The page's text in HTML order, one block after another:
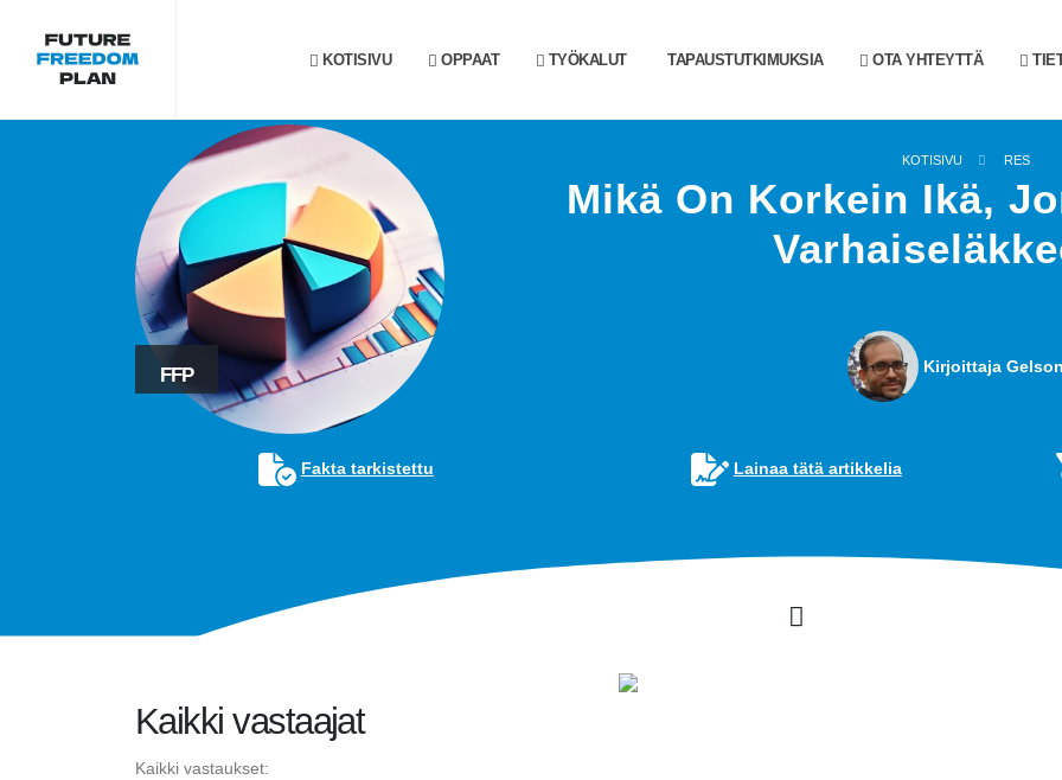
KOTISIVU OPPAAT TYÖKALUT TAPAUSTUTKIMUKSIA OTA YHTEYTTÄ
FFP
KOTISIVU RES
Mikä On Korkein Ikä,
Kirjoittaja
Fakta tarkistettu Lainaa tätä artikkelia
Kaikki vastaajat
Kaikki vastaukset: